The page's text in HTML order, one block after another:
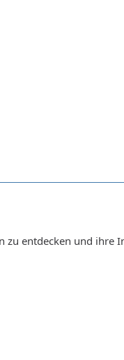
zu entdecken und ihre